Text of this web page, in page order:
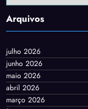
Arquivos
julho 2026
junho 2026
maio 2026
abril 2026
março 2026